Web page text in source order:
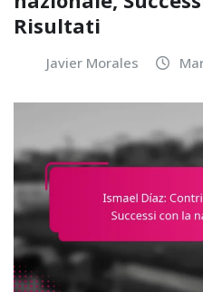
Risultati
Javier Morales